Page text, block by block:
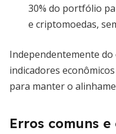
30% do portfólio
e criptomoedas,
Independentemente
indicadores
para manter o
Erros comuns